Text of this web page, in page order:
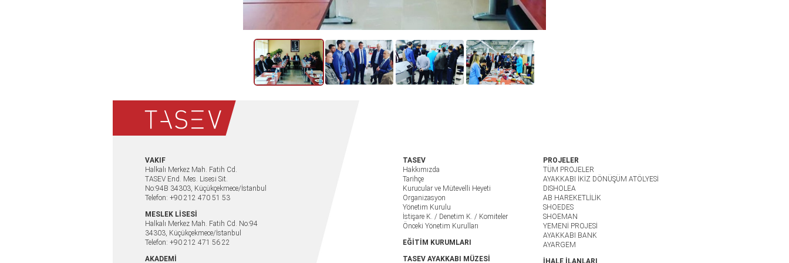
VAKIF
Halkalı Merkez Mah. Fatih Cd.
TASEV End. Mes. Lisesi Sit.
No:94B 34303, Küçükçekmece/İstanbul
Telefon: +90 212 470 51 53
MESLEK LİSESİ
Halkalı Merkez Mah. Fatih Cd. No:94
34303, Küçükçekmece/İstanbul
Telefon: +90 212 471 56 22
AKADEMİ
TASEV
Hakkımızda
Tarihçe
Kurucular ve Mütevelli Heyeti
Organizasyon
Yönetim Kurulu
İstişare K. / Denetim K. / Komiteler
Önceki Yönetim Kurulları
EĞİTİM KURUMLARI
TASEV AYAKKABI MÜZESİ
PROJELER
TÜM PROJELER
AYAKKABI İKİZ DÖNÜŞÜM ATÖLYESİ
DISHOLEA
AB HAREKETLİLİK
SHOEDES
SHOEMAN
YEMENİ PROJESİ
AYAKKABI BANK
AYARGEM
İHALE İLANLARI